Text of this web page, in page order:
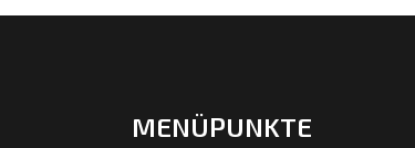
MENÜPUNKTE